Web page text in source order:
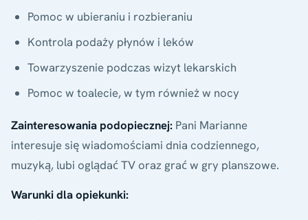
Pomoc w ubieraniu i rozbieraniu
Kontrola podaży płynów i leków
Towarzyszenie podczas wizyt lekarskich
Pomoc w toalecie, w tym również w nocy
Zainteresowania podopiecznej: Pani Marianne
interesuje się wiadomościami dnia codziennego,
muzyką, lubi oglądać TV oraz grać w gry planszowe.
Warunki dla opiekunki: